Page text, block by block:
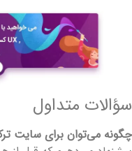
سؤالات متداول
چگونه می‌توان برای سایت